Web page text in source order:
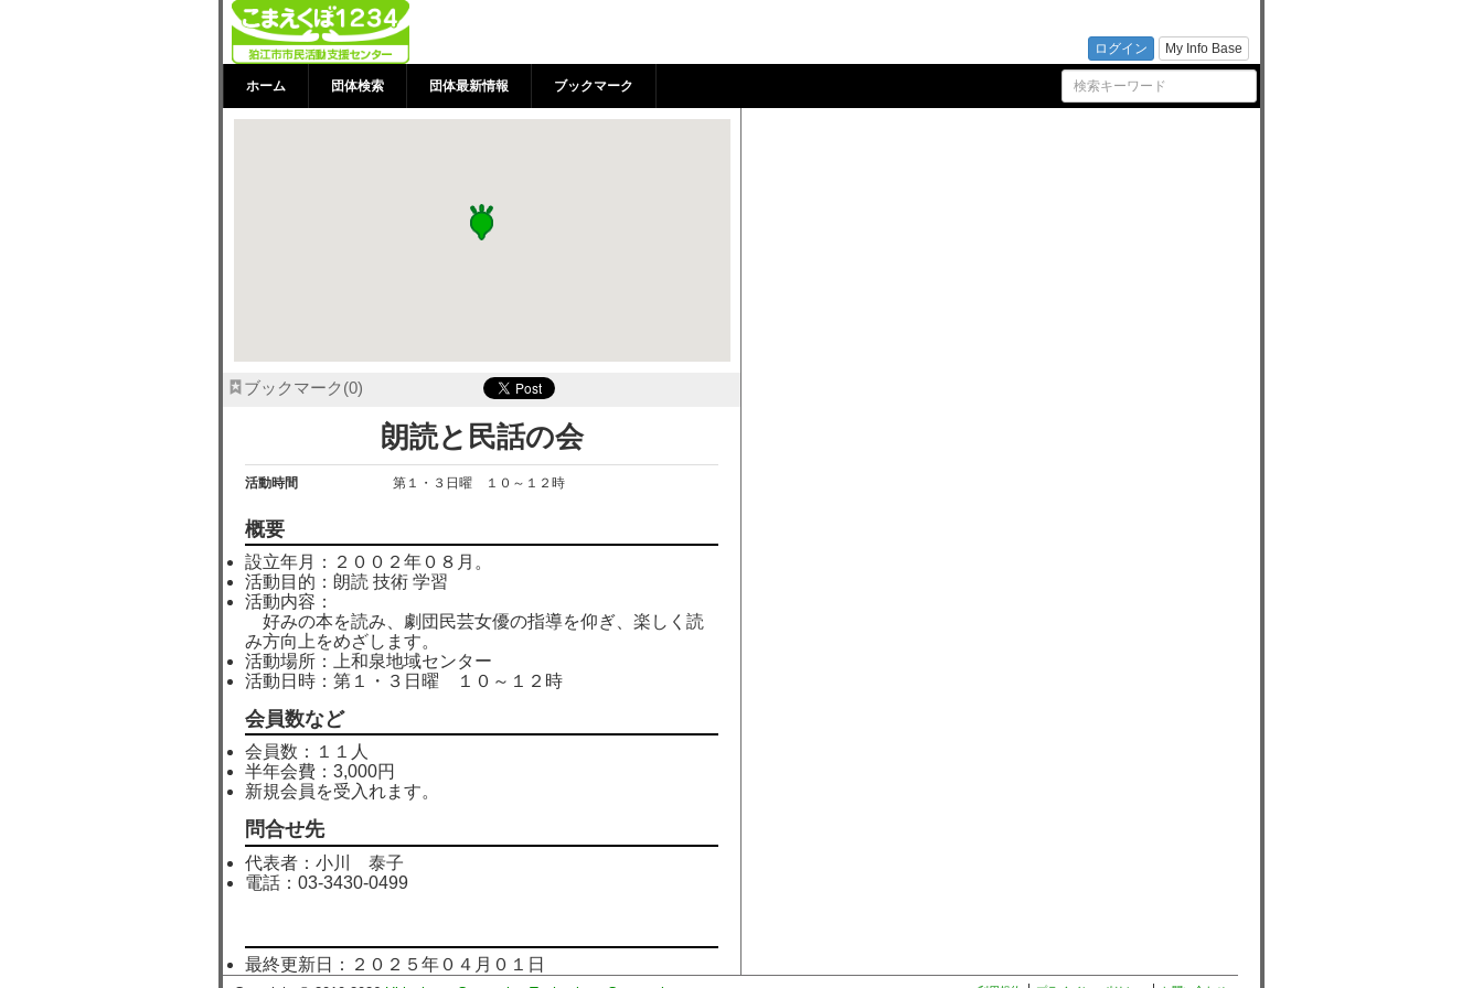
ログイン My Info Base
朗読と民話の会 | 狛江市市民活動支援センター
ホーム 団体検索 団体最新情報 ブックマーク
ブックマーク 0
朗読と民話の会
活動時間 第１・３日曜 １０～１２時
概要
設立年月：２００２年０８月。
活動目的：朗読 技術 学習
活動内容：
好みの本を読み、劇団民芸女優の指導を仰ぎ、楽しく読
み方向上をめざします。
活動場所：上和泉地域センター
活動日時：第１・３日曜 １０～１２時
会員数など
会員数：１１人
半年会費：3,000円
新規会員を受入れます。
問合せ先
代表者：小川 泰子
電話：03-3430-0499
最終更新日：２０２５年０４月０１日